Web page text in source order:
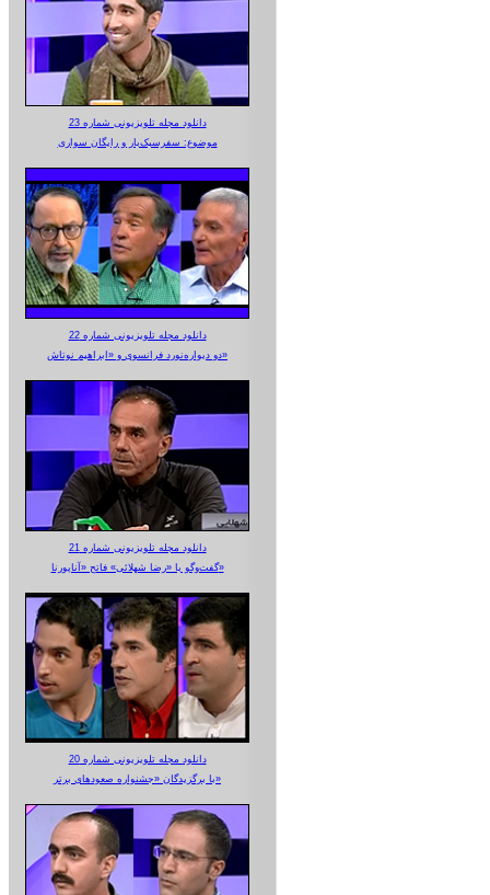
دانلود مجله تلویزیونی شماره 23
موضوع: سفرسبک‌بار و رایگان سواری
دانلود مجله تلویزیونی شماره 22
دو دیواره‌نورد فرانسوی و «ابراهیم نوتاش»
دانلود مجله تلویزیونی شماره 21
گفت‌وگو با «رضا شهلائی» فاتح «آناپورنا»
دانلود مجله تلویزیونی شماره 20
با برگزیدگان «جشنواره صعودهای برتر»